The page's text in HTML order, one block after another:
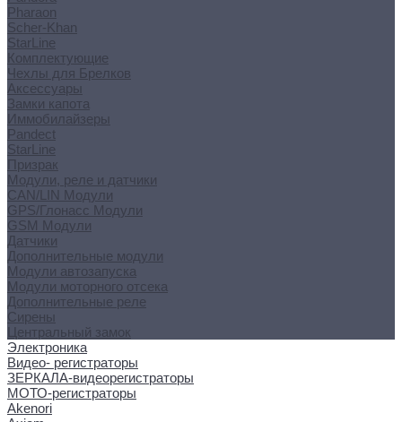
Pharaon
Scher-Khan
StarLine
Комплектующие
Чехлы для Брелков
Аксессуары
Замки капота
Иммобилайзеры
Pandect
StarLine
Призрак
Модули, реле и датчики
CAN/LIN Модули
GPS/Глонасс Модули
GSM Модули
Датчики
Дополнительные модули
Модули автозапуска
Модули моторного отсека
Дополнительные реле
Сирены
Центральный замок
Электроника
Видео- регистраторы
ЗЕРКАЛА-видеорегистраторы
МОТО-регистраторы
Akenori